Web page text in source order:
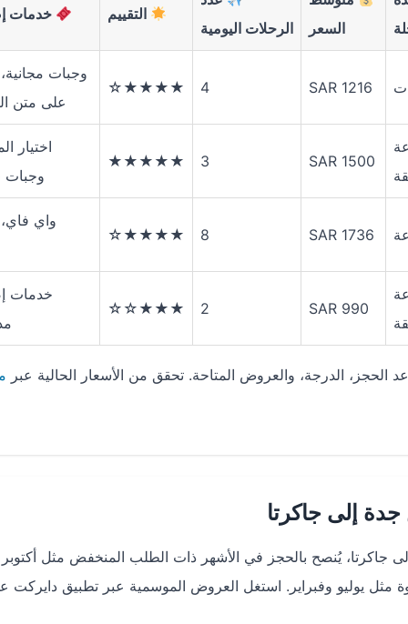
السعر
الرحلات اليومية
التقييم خدمات
SAR 1216
4
★★★★☆
وجبات
على متن
SAR 1500
3
★★★★★
اختيار
وجبات
SAR 1736
8
★★★★☆
واي
SAR 990
2
★★★☆☆
خدمات
الحجز، الدرجة، والعروض المتاحة. تحقق من الأسعار الحالية عبر
إلى جاكرتا
يُنصح بالحجز في الأشهر ذات الطلب المنخفض مثل أكتوبر
مثل يوليو وفبراير. استغل العروض الموسمية عبر تطبيق دايركت